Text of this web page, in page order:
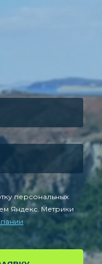
персональных
Яндекс. Метрики